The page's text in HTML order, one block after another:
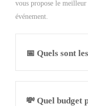
vous propose le
événement.
📅 Quels sont
💸 Quel budget